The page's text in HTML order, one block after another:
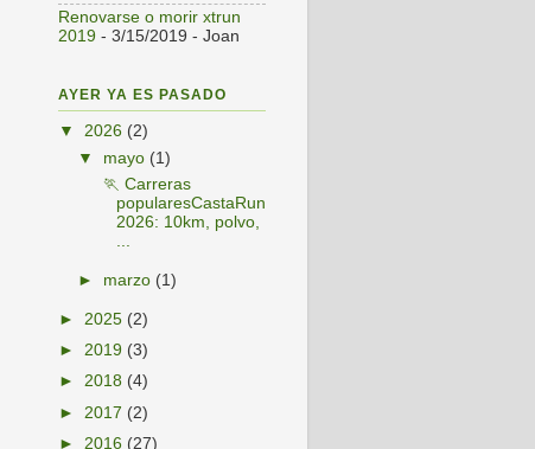
Renovarse o morir xtrun
2019 - 3/15/2019 - Joan
AYER YA ES PASADO
▼ 2026 (2)
▼ mayo (1)
🏃 Carreras
popularesCastaRun
2026: 10km, polvo,
...
► marzo (1)
► 2025 (2)
► 2019 (3)
► 2018 (4)
► 2017 (2)
► 2016 (27)